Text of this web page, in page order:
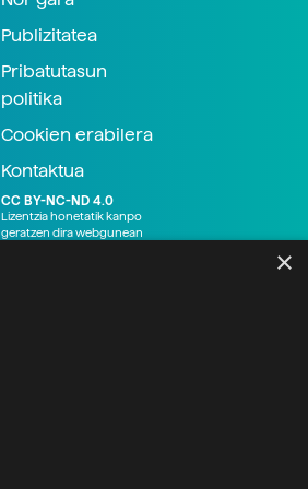
Publizitatea
Pribatutasun
politika
Cookien erabilera
Kontaktua
CC BY-NC-ND 4.0
Lizentzia honetatik kanpo
geratzen dira webgunean
×